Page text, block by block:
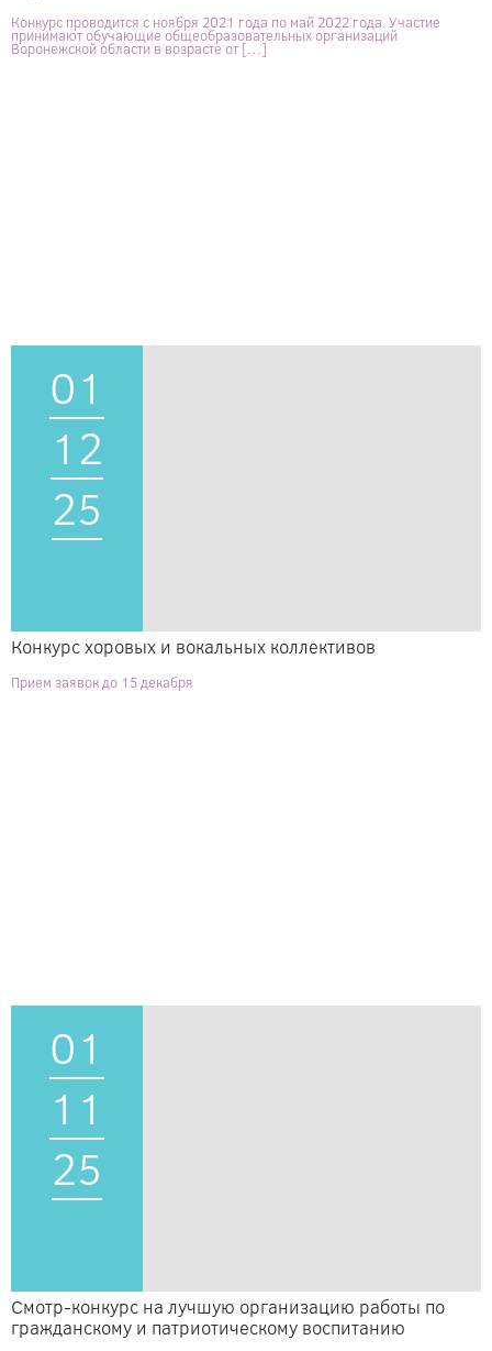
Конкурс проводится с ноября 2021 года по май 2022 года. Участие
принимают обучающие общеобразовательных организаций
Воронежской области в возрасте от […]
01
12
25
Конкурс хоровых и вокальных коллективов
Прием заявок до 15 декабря
01
11
25
Смотр-конкурс на лучшую организацию работы по
гражданскому и патриотическому воспитанию